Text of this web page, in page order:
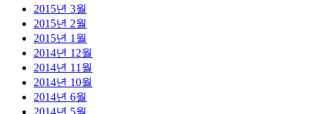
2015년 3월
2015년 2월
2015년 1월
2014년 12월
2014년 11월
2014년 10월
2014년 6월
2014년 5월